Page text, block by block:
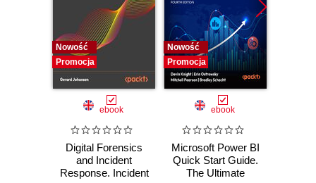
Nowość
Promocja
ebook
Digital Forensics
and Incident
Response. Incident
Nowość
Promocja
ebook
Microsoft Power BI
Quick Start Guide.
The Ultimate